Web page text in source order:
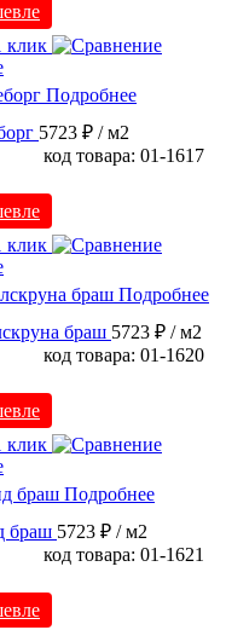
клик
Подробнее
5723 ₽ / м2
код товара: 01-1617
клик
Подробнее
браш 5723 ₽ / м2
код товара: 01-1620
клик
Подробнее
браш 5723 ₽ / м2
код товара: 01-1621